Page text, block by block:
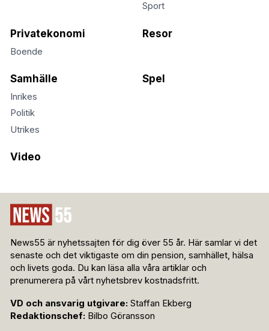
Sport
Privatekonomi
Boende
Resor
Samhälle
Inrikes
Politik
Utrikes
Spel
Video
News55 är nyhetssajten för dig över 55 år. Här samlar vi det
senaste och det viktigaste om din pension, samhället, hälsa
och livets goda. Du kan läsa alla våra artiklar och
prenumerera på vårt nyhetsbrev kostnadsfritt.
VD och ansvarig utgivare: Staffan Ekberg
Redaktionschef: Bilbo Göransson